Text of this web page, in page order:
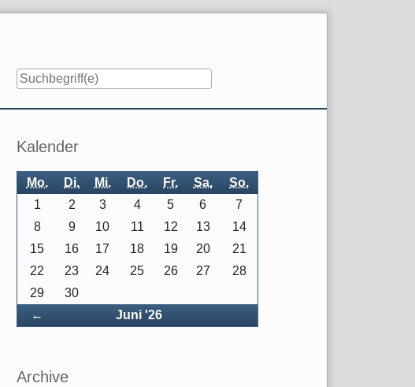
Seitenleiste
Kalender
Mo. Di. Mi. Do. Fr. Sa. So.
← Juni '26
1 2 3 4 5 6
7
8
9 10 11 12 13
14
15
16 17 18 19 20
21
22
23 24 25 26 27
28
29
30
Archive